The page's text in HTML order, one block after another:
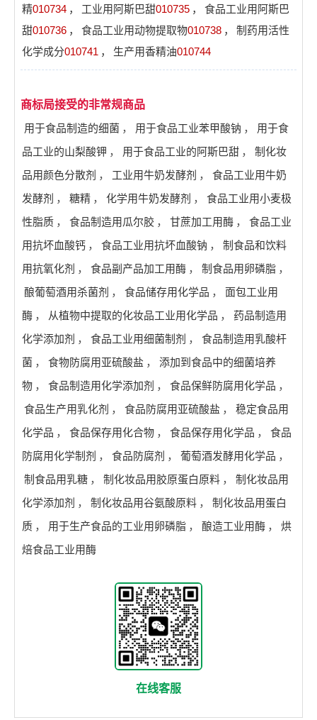
精010734 ， 工业用阿斯巴甜010735 ，
食品工业用阿斯巴
甜010736 ， 食品工业用动物提取物010738 ，
制药用活性
化学成分010741 ， 生产用香精油010744
商标局接受的非常规商品
用于食品制造的细菌 ， 用于食品工业苯甲酸钠 ，
用于食
品工业的山梨酸钾 ， 用于食品工业的阿斯巴甜 ，
制化妆
品用颜色分散剂 ， 工业用牛奶发酵剂 ，
食品工业用牛奶
发酵剂 ， 糖精 ， 化学用牛奶发酵剂 ，
食品工业用小麦极
性脂质 ， 食品制造用瓜尔胶 ， 甘蔗加工用酶 ，
食品工业
用抗坏血酸钙 ， 食品工业用抗坏血酸钠 ，
制食品和饮料
用抗氧化剂 ， 食品副产品加工用酶 ， 制食品用卵磷脂 ，
酿葡萄酒用杀菌剂 ， 食品储存用化学品 ，
面包工业用
酶 ， 从植物中提取的化妆品工业用化学品 ，
药品制造用
化学添加剂 ， 食品工业用细菌制剂 ，
食品制造用乳酸杆
菌 ， 食物防腐用亚硫酸盐 ，
添加到食品中的细菌培养
物 ， 食品制造用化学添加剂 ， 食品保鲜防腐用化学品 ，
食品生产用乳化剂 ， 食品防腐用亚硫酸盐 ，
稳定食品用
化学品 ， 食品保存用化合物 ， 食品保存用化学品 ，
食品
防腐用化学制剂 ， 食品防腐剂 ， 葡萄酒发酵用化学品 ，
制食品用乳糖 ， 制化妆品用胶原蛋白原料 ，
制化妆品用
化学添加剂 ， 制化妆品用谷氨酸原料 ，
制化妆品用蛋白
质 ， 用于生产食品的工业用卵磷脂 ， 酿造工业用酶 ，
烘
焙食品工业用酶
在线客服